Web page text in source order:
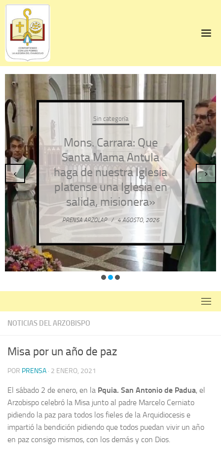
Skip
content
Sin categoría
Mons. Carrara: Que
Santa Mama Antula
haga de nuestra Iglesia
platense una Iglesia en
salida, misionera»
PRENSA ARZOLAP / 4 AGOSTO, 2026
‹ ›
NOTICIAS DEL ARZOBISPO
Misa por un año de paz
POR PRENSA · 2 ENERO, 2021
El sábado 2 de enero, en la Pquia. San Antonio de Padua, el
Arzobispo celebró la Misa junto al padre Marcelo Cerniato
pidiendo la paz para todos los fieles de la Arquidiocesis e
impartió la bendición pidiendo que todos puedan vivir un año
en paz consigo mismos, con los demás y con Dios.